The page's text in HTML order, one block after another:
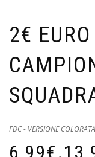
2€
FDC - VERSIONE COLORATA
6,99€